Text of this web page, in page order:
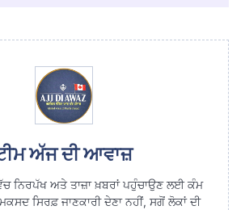
ਅੱਜ ਦੀ ਆਵਾਜ਼
ਨਿਰਪੱਖ ਅਤੇ ਤਾਜ਼ਾ ਖ਼ਬਰਾਂ ਪਹੁੰਚਾਉਣ ਲਈ ਕੰਮ
ਸਿਰਫ਼ ਜਾਣਕਾਰੀ ਦੇਣਾ ਨਹੀਂ, ਸਗੋਂ ਲੋਕਾਂ ਦੀ